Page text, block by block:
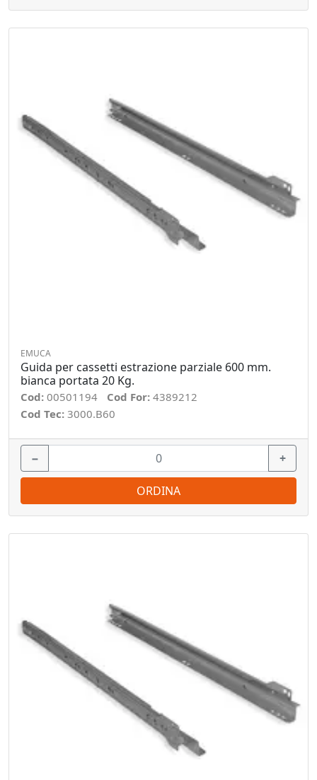
EMUCA
Guida per cassetti estrazione parziale 600 mm.
bianca portata 20 Kg.
Cod: 00501194 Cod For: 4389212
Cod Tec: 3000.B60
− +
ORDINA